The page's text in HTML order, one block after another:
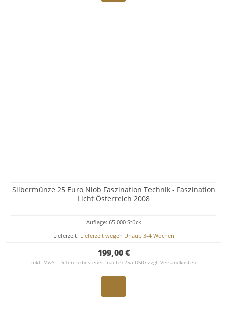
Silbermünze 25 Euro Niob Faszination Technik - Faszination
Licht Österreich 2008
Auflage: 65.000 Stück
Lieferzeit: Lieferzeit wegen Urlaub 3-4 Wochen
199,00 €
inkl. MwSt. Differenzbesteuert nach § 25a UStG zzgl. Versandkosten